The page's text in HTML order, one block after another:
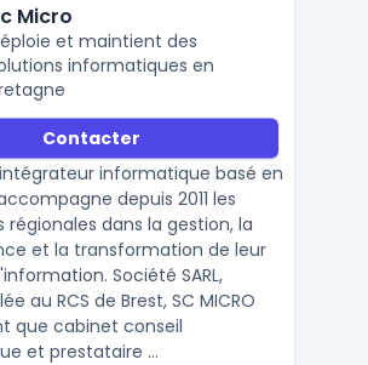
Micro
et maintient des
informatiques en
Contacter
intégrateur informatique basé en
depuis 2011 les
régionales dans la gestion, la
et la transformation de leur
Société SARL,
au RCS de Brest, SC MICRO
que cabinet conseil
et prestataire ...